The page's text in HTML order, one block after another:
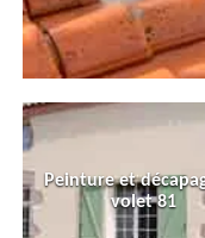
Peinture et
volet 81